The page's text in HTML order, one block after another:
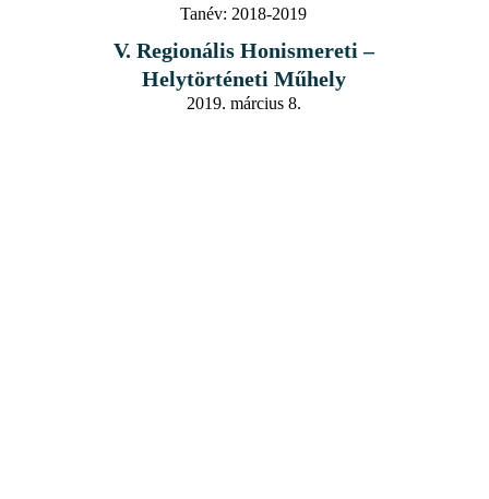
Tanév: 2018-2019
V. Regionális Honismereti –
Helytörténeti Műhely
2019. március 8.